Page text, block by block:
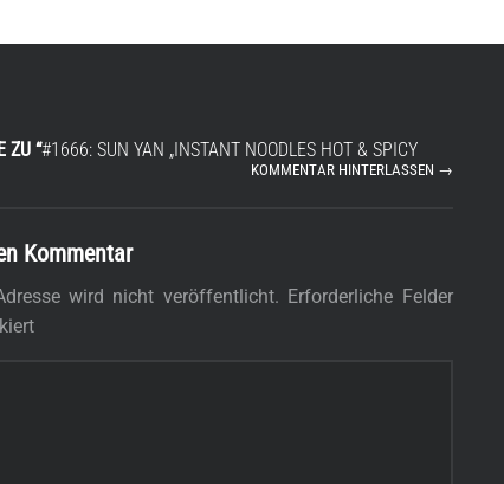
ZU “#1666: SUN YAN „INSTANT NOODLES HOT & SPICY
KOMMENTAR HINTERLASSEN →
Kommentar
wird nicht veröffentlicht. Erforderliche Felder